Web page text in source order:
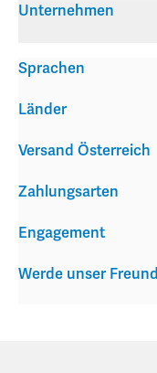
Unternehmen
Versand Österreich
Zahlungsarten
Engagement
Werde unser Freund
Sprachen
Länder